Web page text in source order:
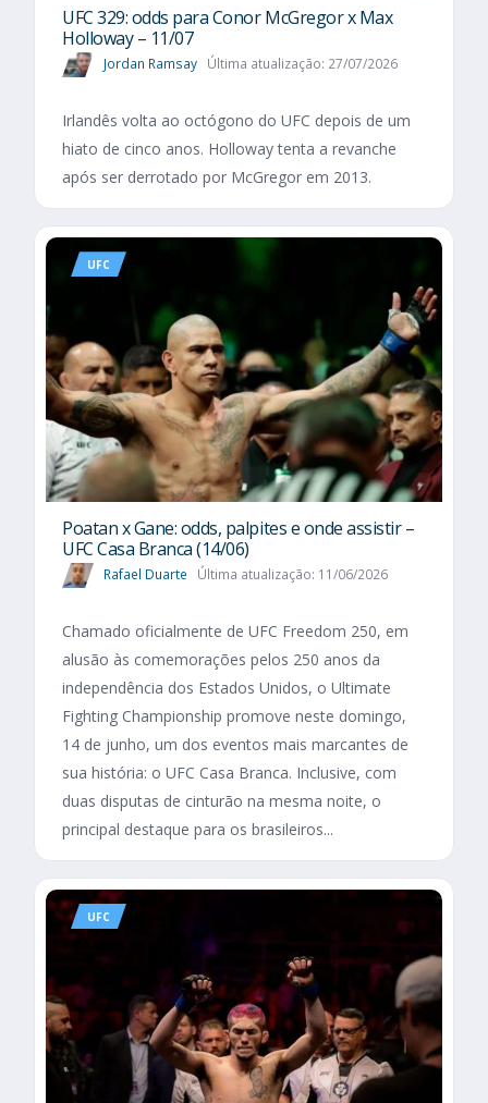
UFC 329: odds para Conor McGregor x Max
Holloway – 11/07
Jordan Ramsay Última atualização: 27/07/2026
Irlandês volta ao octógono do UFC depois de um
hiato de cinco anos. Holloway tenta a revanche
após ser derrotado por McGregor em 2013.
UFC
Poatan x Gane: odds, palpites e onde assistir –
UFC Casa Branca (14/06)
Rafael Duarte Última atualização: 11/06/2026
Chamado oficialmente de UFC Freedom 250, em
alusão às comemorações pelos 250 anos da
independência dos Estados Unidos, o Ultimate
Fighting Championship promove neste domingo,
14 de junho, um dos eventos mais marcantes de
sua história: o UFC Casa Branca. Inclusive, com
duas disputas de cinturão na mesma noite, o
principal destaque para os brasileiros...
UFC